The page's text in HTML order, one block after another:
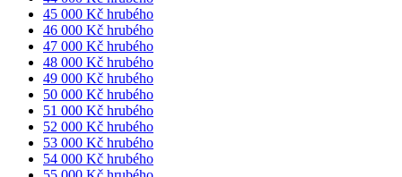
45 000 Kč hrubého
46 000 Kč hrubého
47 000 Kč hrubého
48 000 Kč hrubého
49 000 Kč hrubého
50 000 Kč hrubého
51 000 Kč hrubého
52 000 Kč hrubého
53 000 Kč hrubého
54 000 Kč hrubého